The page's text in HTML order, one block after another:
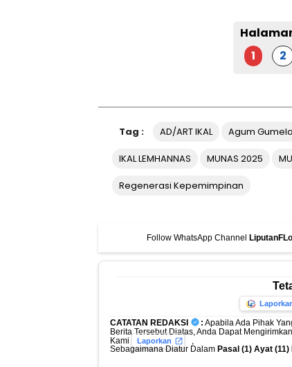
1
2
Tag : AD/ART IKAL Agum
IKAL LEMHANNAS MUNAS 2025
Regenerasi Kepemimpinan
Follow WhatsApp Channel
CATATAN REDAKSI : Apabila Ada Pihak
Berita Tersebut Diatas, Anda Dapat
Kami
Laporkan
,
Sebagaimana Diatur Dalam Pasal (1) Ayat